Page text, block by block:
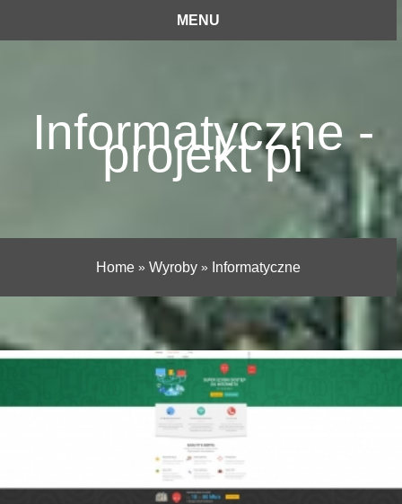
MENU
Informatyczne -
projekt pi
Home » Wyroby » Informatyczne